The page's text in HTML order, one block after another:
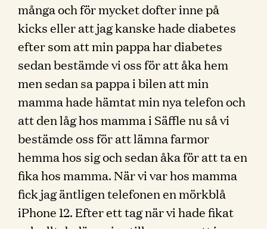
många och för mycket dofter inne på
kicks eller att jag kanske hade diabetes
efter som att min pappa har diabetes
sedan bestämde vi oss för att åka hem
men sedan sa pappa i bilen att min
mamma hade hämtat min nya telefon och
att den låg hos mamma i Säffle nu så vi
bestämde oss för att lämna farmor
hemma hos sig och sedan åka för att ta en
fika hos mamma. När vi var hos mamma
fick jag äntligen telefonen en mörkblå
iPhone 12. Efter ett tag när vi hade fikat